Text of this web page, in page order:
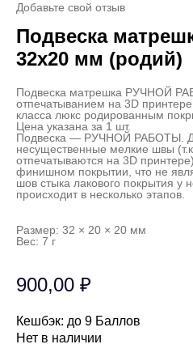
Добавьте свой отзыв
Подвеска
32х20 мм (родий)
Подвеска матрешка РУЧНОЙ
отпечатыванием на 3D
класса люкс родированным
Цена указана за 1 шт.
Подвеска — РУЧНОЙ РАБОТЫ.
несущественные мелкие швы
отпечатываются на 3D
финишном покрытии, что не
шов стыка лакового покрытия у
происходит в несколько этапов.
Размер: 32 × 20 × 20 мм
Вес: 7 г
900,00 ₽
Кешбэк: до 9 Баллов
Нет в наличии